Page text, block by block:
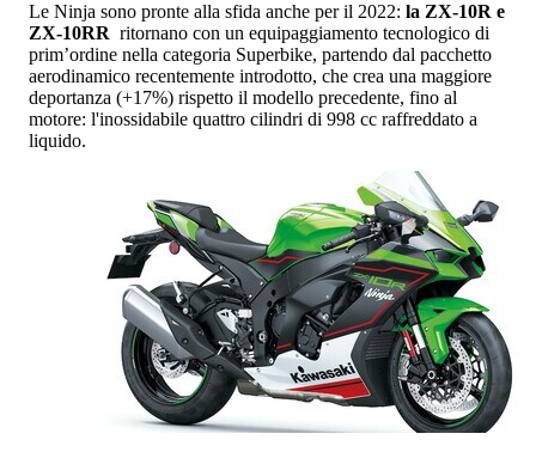
Le Ninja sono pronte alla sfida anche per il 2022: la ZX-10R e
ZX-10RR ritornano con un equipaggiamento tecnologico di
prim’ordine nella categoria Superbike, partendo dal pacchetto
aerodinamico recentemente introdotto, che crea una maggiore
deportanza (+17%) rispetto il modello precedente, fino al
motore: l'inossidabile quattro cilindri di 998 cc raffreddato a
liquido.